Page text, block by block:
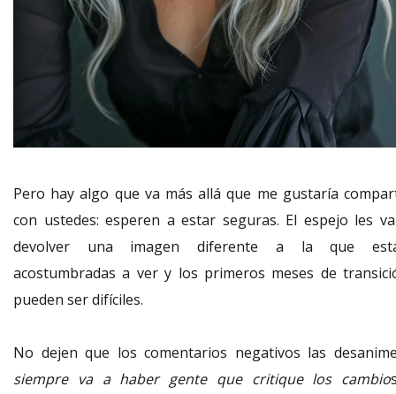
Pero hay algo que va más allá que me gustaría
con ustedes: esperen a estar seguras. El espejo les
devolver una imagen diferente a la que
acostumbradas a ver y los primeros meses de
pueden ser difíciles.
No dejen que los comentarios negativos las
siempre va a haber gente que critique los cambio